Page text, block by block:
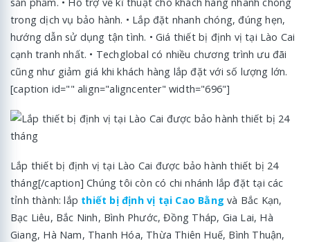
trong dịch vụ bảo hành. • Lắp đặt nhanh chóng, đúng hẹn,
hướng dẫn sử dụng tận tình. • Giá thiết bị định vị tại Lào Cai
cạnh tranh nhất. • Techglobal có nhiều chương trình ưu đãi
cũng như giảm giá khi khách hàng lắp đặt với số lượng lớn.
[caption id="" align="aligncenter" width="696"]
Lắp thiết bị định vị tại Lào Cai được bảo hành thiết bị 24
tháng[/caption] Chúng tôi còn có chi nhánh lắp đặt tại các
tỉnh thành: lắp thiết bị định vị tại Cao Bằng và Bắc Kạn,
Bạc Liêu, Bắc Ninh, Bình Phước, Đồng Tháp, Gia Lai, Hà
Giang, Hà Nam, Thanh Hóa, Thừa Thiên Huế, Bình Thuận,